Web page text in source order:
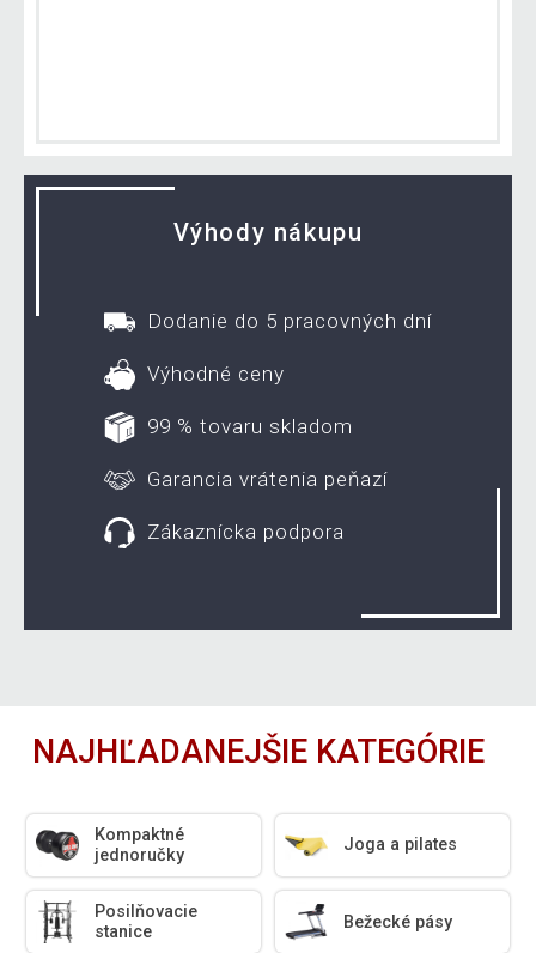
Výhody nákupu
Dodanie do 5 pracovných dní
Výhodné ceny
99 % tovaru skladom
Garancia vrátenia peňazí
Zákaznícka podpora
NAJHĽADANEJŠIE KATEGÓRIE
Kompaktné
jednoručky
Joga a pilates
Posilňovacie
stanice
Bežecké pásy